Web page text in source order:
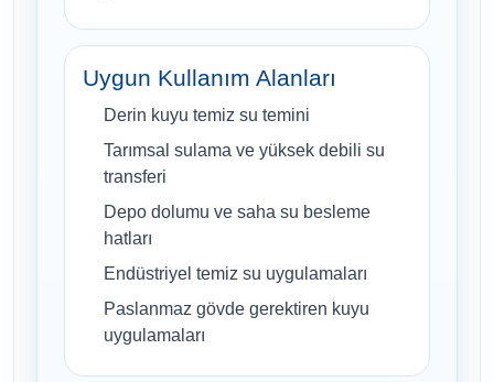
Uygun Kullanım Alanları
Derin kuyu temiz su temini
Tarımsal sulama ve yüksek debili su
transferi
Depo dolumu ve saha su besleme
hatları
Endüstriyel temiz su uygulamaları
Paslanmaz gövde gerektiren kuyu
uygulamaları